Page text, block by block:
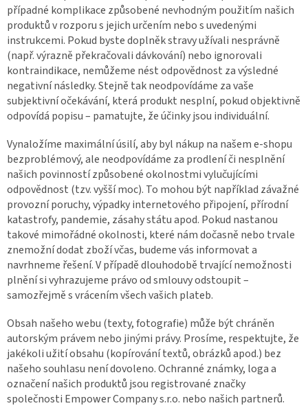
případné komplikace způsobené nevhodným použitím našich
produktů v rozporu s jejich určením nebo s uvedenými
instrukcemi. Pokud byste doplněk stravy užívali nesprávně
(např. výrazně překračovali dávkování) nebo ignorovali
kontraindikace, nemůžeme nést odpovědnost za výsledné
negativní následky. Stejně tak neodpovídáme za vaše
subjektivní očekávání, která produkt nesplní, pokud objektivně
odpovídá popisu – pamatujte, že účinky jsou individuální.
Vynaložíme maximální úsilí, aby byl nákup na našem e-shopu
bezproblémový, ale neodpovídáme za prodlení či nesplnění
našich povinností způsobené okolnostmi vylučujícími
odpovědnost (tzv. vyšší moc). To mohou být například závažné
provozní poruchy, výpadky internetového připojení, přírodní
katastrofy, pandemie, zásahy státu apod. Pokud nastanou
takové mimořádné okolnosti, které nám dočasně nebo trvale
znemožní dodat zboží včas, budeme vás informovat a
navrhneme řešení. V případě dlouhodobě trvající nemožnosti
plnění si vyhrazujeme právo od smlouvy odstoupit –
samozřejmě s vrácením všech vašich plateb.
Obsah našeho webu (texty, fotografie) může být chráněn
autorským právem nebo jinými právy. Prosíme, respektujte, že
jakékoli užití obsahu (kopírování textů, obrázků apod.) bez
našeho souhlasu není dovoleno. Ochranné známky, loga a
označení našich produktů jsou registrované značky
společnosti Empower Company s.r.o. nebo našich partnerů.